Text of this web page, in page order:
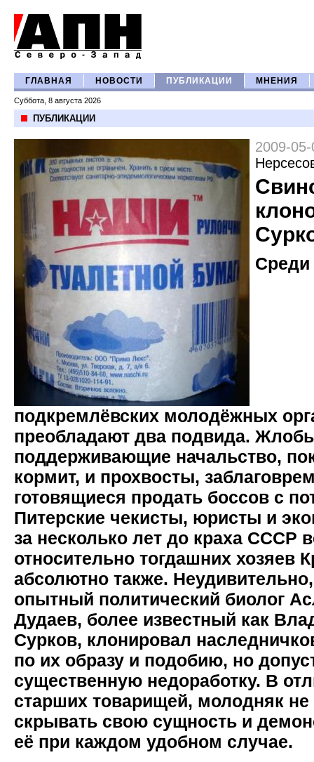
ГЛАВНАЯ НОВОСТИ ПУБЛИКАЦИИ МНЕНИЯ
Суббота, 8 августа 2026
ПУБЛИКАЦИИ
2009-05-
Среди
подкремлёвских молодёжных
преобладают два подвида.
поддерживающие начальство,
кормит, и прохвосты,
готовящиеся продать боссов с
Питерские чекисты, юристы и
за несколько лет до краха СССР
относительно тогдашних хозяев
абсолютно также.
опытный политический биолог
Дудаев, более известный как
Сурков, клонировал
по их образу и подобию, но
существенную недоработку. В
старших товарищей, молодняк не
скрывать свою сущность и
её при каждом удобном случае.